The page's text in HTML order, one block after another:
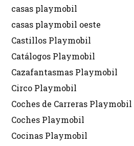
casas playmobil
casas playmobil oeste
Castillos Playmobil
Catálogos Playmobil
Cazafantasmas Playmobil
Circo Playmobil
Coches de Carreras Playmobil
Coches Playmobil
Cocinas Playmobil